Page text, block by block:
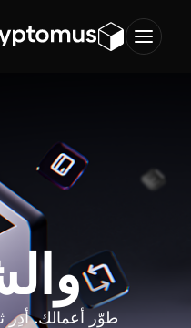
طوّر أعمالك. أدِر